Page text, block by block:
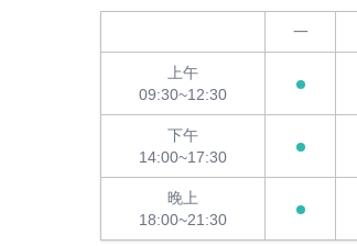
一
上午
09:30~12:30
下午
14:00~17:30
晚上
18:00~21:30